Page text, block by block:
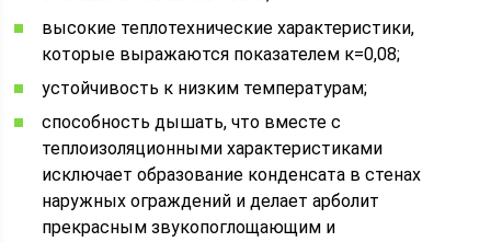
высокие теплотехнические характеристики,
которые выражаются показателем к=0,08;
устойчивость к низким температурам;
способность дышать, что вместе с
теплоизоляционными характеристиками
исключает образование конденсата в стенах
наружных ограждений и делает арболит
прекрасным звукопоглощающим и